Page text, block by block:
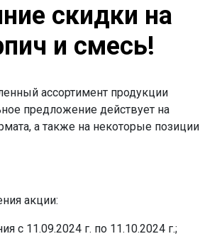
скидки на
и смесь!
ассортимент продукции
предложение действует на
а также на некоторые позиции
акции:
с 11.09.2024 г. по 11.10.2024 г.;